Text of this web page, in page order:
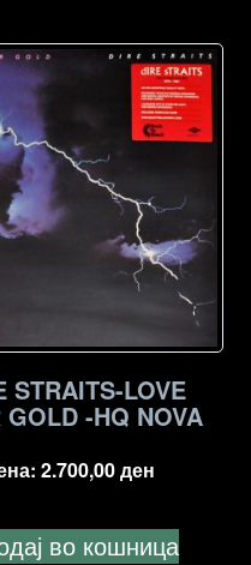
STRAITS-LOVE
GOLD -HQ NOVA
2.700,00ден
во кошница